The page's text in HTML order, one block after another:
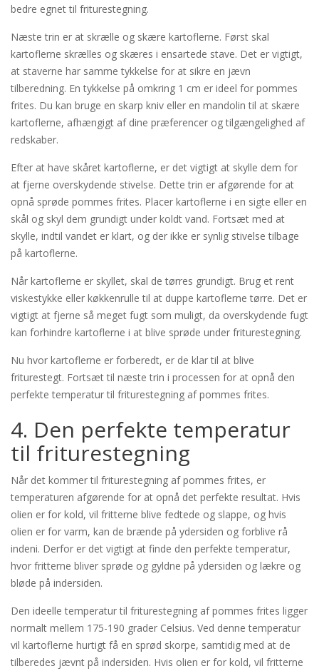
bedre egnet til friturestegning.
Næste trin er at skrælle og skære kartoflerne. Først skal
kartoflerne skrælles og skæres i ensartede stave. Det er vigtigt,
at staverne har samme tykkelse for at sikre en jævn
tilberedning. En tykkelse på omkring 1 cm er ideel for pommes
frites. Du kan bruge en skarp kniv eller en mandolin til at skære
kartoflerne, afhængigt af dine præferencer og tilgængelighed af
redskaber.
Efter at have skåret kartoflerne, er det vigtigt at skylle dem for
at fjerne overskydende stivelse. Dette trin er afgørende for at
opnå sprøde pommes frites. Placer kartoflerne i en sigte eller en
skål og skyl dem grundigt under koldt vand. Fortsæt med at
skylle, indtil vandet er klart, og der ikke er synlig stivelse tilbage
på kartoflerne.
Når kartoflerne er skyllet, skal de tørres grundigt. Brug et rent
viskestykke eller køkkenrulle til at duppe kartoflerne tørre. Det er
vigtigt at fjerne så meget fugt som muligt, da overskydende fugt
kan forhindre kartoflerne i at blive sprøde under friturestegning.
Nu hvor kartoflerne er forberedt, er de klar til at blive
friturestegt. Fortsæt til næste trin i processen for at opnå den
perfekte temperatur til friturestegning af pommes frites.
4. Den perfekte temperatur
til friturestegning
Når det kommer til friturestegning af pommes frites, er
temperaturen afgørende for at opnå det perfekte resultat. Hvis
olien er for kold, vil fritterne blive fedtede og slappe, og hvis
olien er for varm, kan de brænde på ydersiden og forblive rå
indeni. Derfor er det vigtigt at finde den perfekte temperatur,
hvor fritterne bliver sprøde og gyldne på ydersiden og lækre og
bløde på indersiden.
Den ideelle temperatur til friturestegning af pommes frites ligger
normalt mellem 175-190 grader Celsius. Ved denne temperatur
vil kartoflerne hurtigt få en sprød skorpe, samtidig med at de
tilberedes jævnt på indersiden. Hvis olien er for kold, vil fritterne